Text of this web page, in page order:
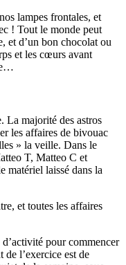
lampes frontales, et
! Tout le monde peut
et d’un bon chocolat ou
et les cœurs avant
La majorité des astros
les affaires de bivouac
» la veille. Dans le
T, Matteo C et
matériel laissé dans la
et toutes les affaires
pour commencer
l’exercice est de